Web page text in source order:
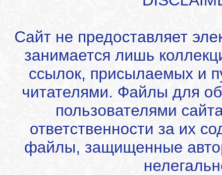
Сайт не предоставляет
занимается лишь
ссылок, присылаемых и
читателями. Файлы для
пользователями
ответственности за их
файлы, защищенные